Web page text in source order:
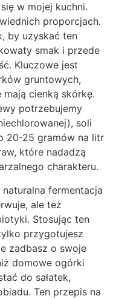
w mojej kuchni.
proporcjach.
by uzyskać ten
smak i przede
Kluczowe jest
gruntowych,
cienką skórkę.
potrzebujemy
soli
20-25 gramów na litr
które nadadzą
charakteru.
fermentacja
ale też
Stosując ten
przygotujesz
zadbasz o swoje
domowe ogórki
do sałatek,
Ten przepis na